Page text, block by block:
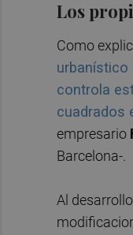
Los
Como
urbanístico
controla
cuadrados
empresario
Barcelona-.
Al